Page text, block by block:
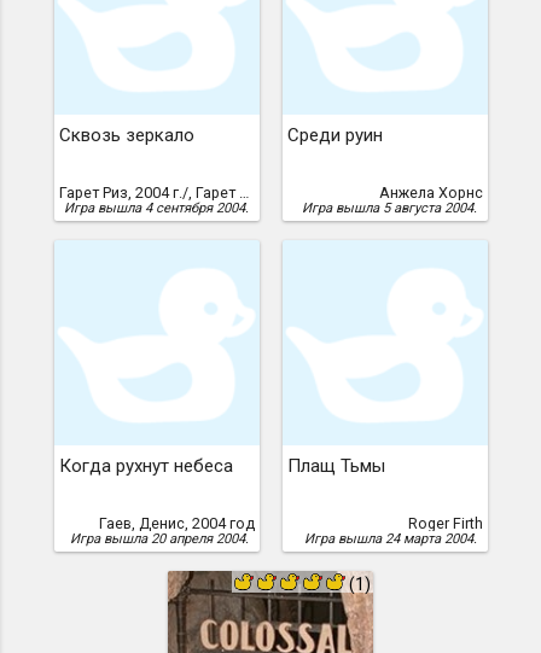
Сквозь зеркало
Гарет Риз, 2004 г./, Гарет Риз /перевод Дениса Гаева, Сквозь зеркало"
Игра вышла 4 сентября 2004.
Среди руин
Анжела Хорнс
Игра вышла 5 августа 2004.
Когда рухнут небеса
Гаев, Денис, 2004 год
Игра вышла 20 апреля 2004.
Плащ Тьмы
Roger Firth
Игра вышла 24 марта 2004.
(1)